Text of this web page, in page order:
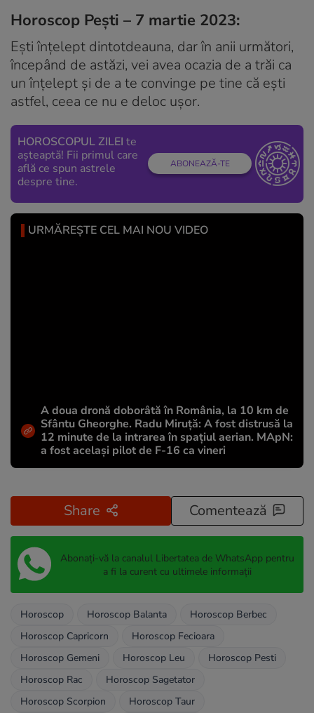
Horoscop Pești – 7 martie 2023:
Ești înțelept dintotdeauna, dar în anii următori,
începând de astăzi, vei avea ocazia de a trăi ca
un înțelept și de a te convinge pe tine că ești
astfel, ceea ce nu e deloc ușor.
HOROSCOPUL ZILEI te
așteaptă! Fii primul care
află ce spun astrele
despre tine.
ABONEAZĂ-TE
URMĂREȘTE CEL MAI NOU VIDEO
A doua dronă doborâtă în România, la 10 km de
Sfântu Gheorghe. Radu Miruță: A fost distrusă la
12 minute de la intrarea în spațiul aerian. MApN:
a fost același pilot de F-16 ca vineri
Share Comentează
Abonați-vă la canalul Libertatea de WhatsApp pentru
a fi la curent cu ultimele informații
Horoscop Horoscop Balanta
Horoscop Berbec
Horoscop Capricorn
Horoscop Fecioara
Horoscop Gemeni
Horoscop Leu
Horoscop Pesti
Horoscop Rac
Horoscop Sagetator
Horoscop Scorpion
Horoscop Taur